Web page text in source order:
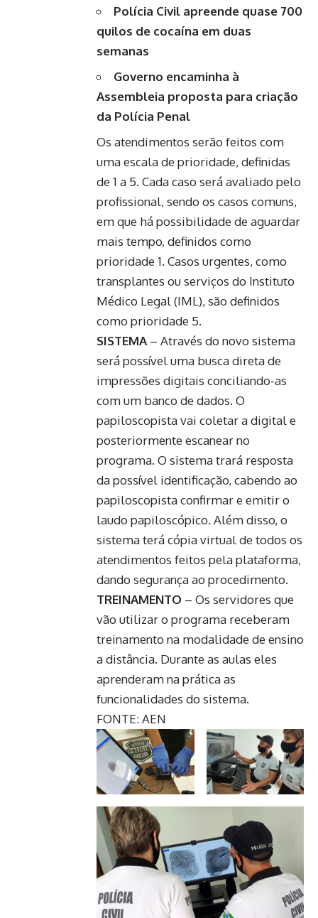
Polícia Civil apreende quase 700
quilos de cocaína em duas
semanas
Governo encaminha à
Assembleia proposta para criação
da Polícia Penal
Os atendimentos serão feitos com
uma escala de prioridade, definidas
de 1 a 5. Cada caso será avaliado pelo
profissional, sendo os casos comuns,
em que há possibilidade de aguardar
mais tempo, definidos como
prioridade 1. Casos urgentes, como
transplantes ou serviços do Instituto
Médico Legal (IML), são definidos
como prioridade 5.
SISTEMA– Através do novo sistema
será possível uma busca direta de
impressões digitais conciliando-as
com um banco de dados. O
papiloscopista vai coletar a digital e
posteriormente escanear no
programa. O sistema trará resposta
da possível identificação, cabendo ao
papiloscopista confirmar e emitir o
laudo papiloscópico. Além disso, o
sistema terá cópia virtual de todos os
atendimentos feitos pela plataforma,
dando segurança ao procedimento.
TREINAMENTO – Os servidores que
vão utilizar o programa receberam
treinamento na modalidade de ensino
a distância. Durante as aulas eles
aprenderam na prática as
funcionalidades do sistema.
FONTE: AEN